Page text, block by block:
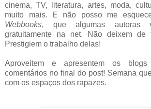
cinema, TV, literatura, artes, moda,
muito mais. E não posso me
Webbooks, que algumas autoras
gratuitamente na net. Não deixem de
Prestigiem o trabalho delas!
Aproveitem e apresentem os
comentários no final do post! Semana
com os espaços dos rapazes.